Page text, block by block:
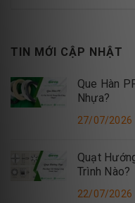
TIN MỚI CẬP NHẬT
Que Hàn
Nhựa?
27/07/2026
Quạt
Trình Nào?
22/07/2026